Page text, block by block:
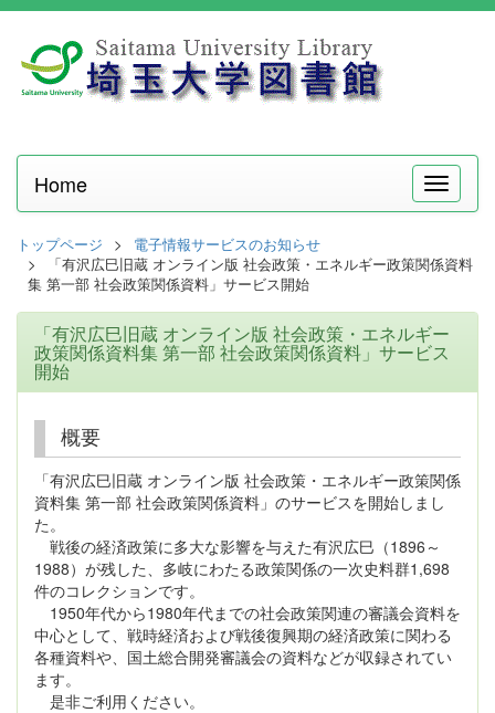
メ
ニ
ー
Home
トップページ
電子情報サービスのお知らせ
「有沢広巳旧蔵 オンライン版 社会政策・エネルギー政策関係資料
集 第一部 社会政策関係資料」サービス開始
「有沢広巳旧蔵 オンライン版 社会政策・エネルギー
政策関係資料集 第一部 社会政策関係資料」サービス
開始
概要
「有沢広巳旧蔵 オンライン版 社会政策・エネルギー政策関係
資料集 第一部 社会政策関係資料」のサービスを開始しまし
た。
戦後の経済政策に多大な影響を与えた有沢広巳（1896～
1988）が残した、多岐にわたる政策関係の一次史料群1,698
件のコレクションです。
1950年代から1980年代までの社会政策関連の審議会資料を
中心として、戦時経済および戦後復興期の経済政策に関わる
各種資料や、国土総合開発審議会の資料などが収録されてい
ます。
是非ご利用ください。